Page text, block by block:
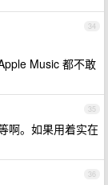
34
Music 都不敢
35
啊。如果用着实在
36